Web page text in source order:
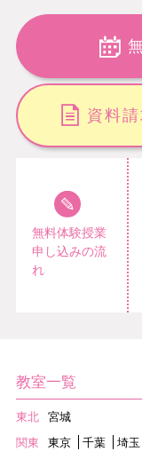
資料請
無料体験授業
申し込みの流
れ
教室一覧
東北
宮城
関東
東京 千葉 埼玉